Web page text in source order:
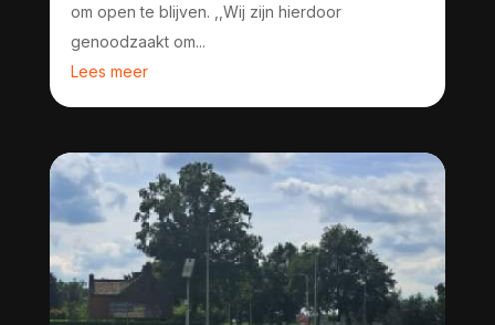
om open te blijven. ,,Wij zijn hierdoor
genoodzaakt om...
Lees meer